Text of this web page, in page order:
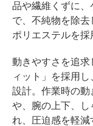
品や繊維くずに、
で、不純物を除
ポリエステルを採
動きやすさを追求
ィット」を採用
設計。作業時の
や、腕の上下、
れ、圧迫感を軽減